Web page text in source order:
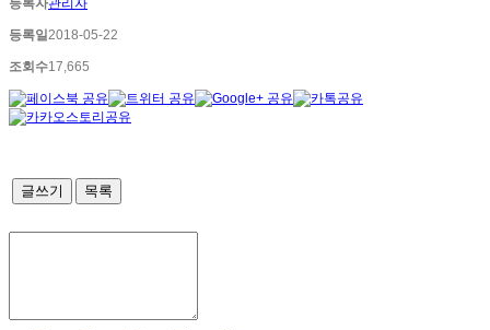
등록자관리자
등록일2018-05-22
조회수17,665
글쓰기 목록